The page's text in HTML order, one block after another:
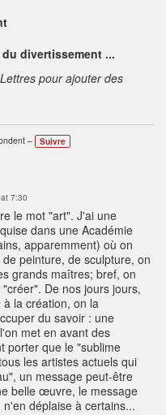
divertissement ...
pour ajouter des
– Suivre
7:30
le mot "art". J'ai une
dans une Académie
apparemment) où on
peinture, de sculpture, on
grands maîtres; bref, on
De nos jours jours,
la création, on la
du savoir : une
met en avant des
porter que le "sublime
les artistes actuels qui
un message peut-être
belle œuvre, le message
déplaise à certains...